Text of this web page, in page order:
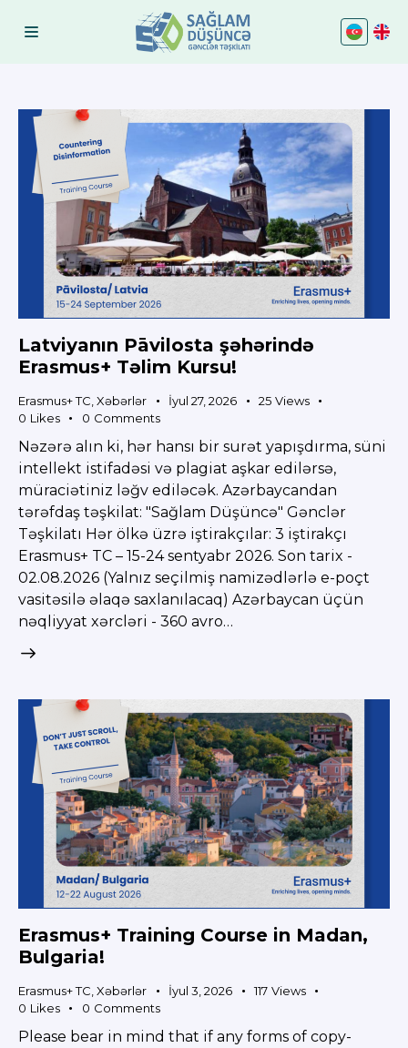
Latviyanın Pāvilosta şəhərində
Erasmus+ Təlim Kursu!
Erasmus+ TC,Xəbərlər İyul 27, 2026 25 Views
0 Likes 0 Comments
Nəzərə alın ki, hər hansı bir surət yapışdırma, süni
intellekt istifadəsi və plagiat aşkar edilərsə,
müraciətiniz ləğv ediləcək. Azərbaycandan
tərəfdaş təşkilat: "Sağlam Düşüncə" Gənclər
Təşkilatı Hər ölkə üzrə iştirakçılar: 3 iştirakçı
Erasmus+ TC – 15-24 sentyabr 2026. Son tarix -
02.08.2026 (Yalnız seçilmiş namizədlərlə e-poçt
vasitəsilə əlaqə saxlanılacaq) Azərbaycan üçün
nəqliyyat xərcləri - 360 avro…
Erasmus+ Training Course in Madan,
Bulgaria!
Erasmus+ TC,Xəbərlər İyul 3, 2026 117 Views
0 Likes 0 Comments
Please bear in mind that if any forms of copy-